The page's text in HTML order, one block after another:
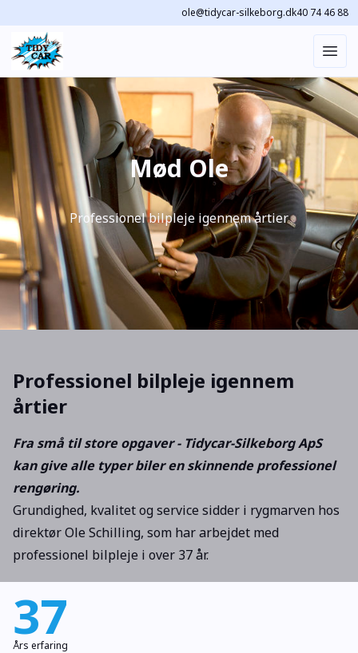
ole@tidycar-silkeborg.dk40 74 46 88
Mød Ole
Professionel bilpleje igennem årtier
Professionel bilpleje igennem
årtier
Fra små til store opgaver - Tidycar-Silkeborg ApS
kan give alle typer biler en skinnende professionel
rengøring.
Grundighed, kvalitet og service sidder i rygmarven hos
direktør Ole Schilling, som har arbejdet med
professionel bilpleje i over 37 år.
37
Års erfaring